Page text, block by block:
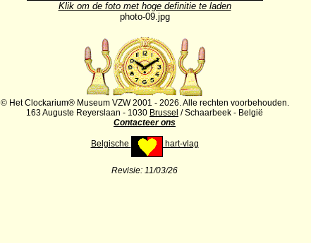
Klik om de foto met hoge definitie te laden
photo-09.jpg
© Het Clockarium® Museum VZW 2001 - 2026. Alle rechten voorbehouden.
163 Auguste Reyerslaan - 1030 Brussel / Schaarbeek - België
Contacteer ons
Belgische hart-vlag
Revisie: 11/03/26